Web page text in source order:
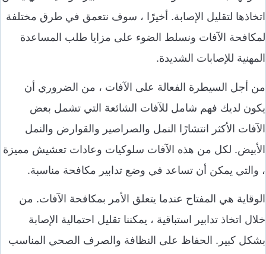
اتخاذها لتقليل الإصابة. أخيرًا ، سوف نتعمق في طرق مختلفة
لمكافحة الآفات ونسلط الضوء على مزايا طلب المساعدة
المهنية للإصابات الشديدة.
من أجل السيطرة الفعالة على الآفات ، من الضروري أن
يكون لديك فهم شامل للآفات الشائعة التي تشمل بعض
الآفات الأكثر انتشارًا النمل والصراصير والقوارض والنمل
الأبيض. لكل من هذه الآفات سلوكيات وعادات تعشيش مميزة
، والتي يمكن أن تساعد في وضع تدابير مكافحة مناسبة.
الوقاية هي المفتاح عندما يتعلق الأمر بمكافحة الآفات. من
خلال اتخاذ تدابير استباقية ، يمكننا تقليل احتمالية الإصابة
بشكل كبير. الحفاظ على النظافة والصرف الصحي المناسب